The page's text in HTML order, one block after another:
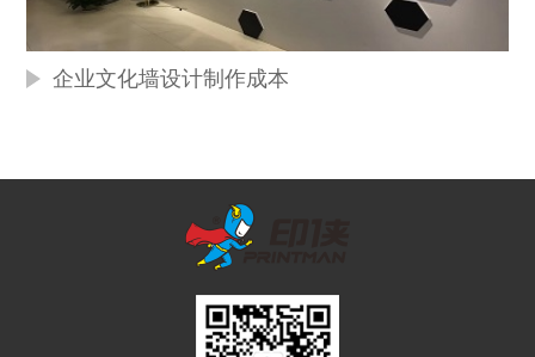
企业文化墙设计制作成本